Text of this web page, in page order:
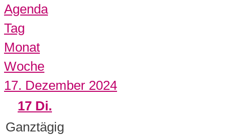
Agenda
Tag
Monat
Woche
17. Dezember 2024
17 Di.
Ganztägig